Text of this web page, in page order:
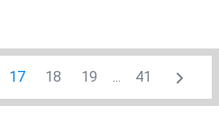
17 18 19 ... 41